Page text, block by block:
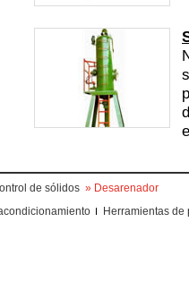
de sólidos » Desarenador
Herramientas